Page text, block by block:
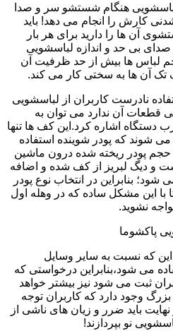
هنگام شستشو سر و صدا
کارش را انجام می دهد! باید
آن ها را دارید برای هر بار
بی حد و اندازه لباسشویی
لباس ها بیش از حد ظرفیت آن
آن ها به سختی کار می کند.
نادرست کاربران از لباسشویی
قطعات آن ندارد می توان به
اشاره کرد.این کف ها تنها
شوند که پودر شوینده استفاده
حجم پودر ریخته شده درون ماشین
و دیگ لبریز از کف شده و اضافه
بنابراین در انتخاب نوع پودر
با این مشکل ساده که در وهله اول
نشوید.
پاکشوما
که نسبت به سایر وسایل
می شود،بنابراین درخواستی که
ثبت می شود نیز بیشتر خواهد
وجود دارد که کاربران توجه
باید ضرر و زیان های ناشی از
نو بپردازند!